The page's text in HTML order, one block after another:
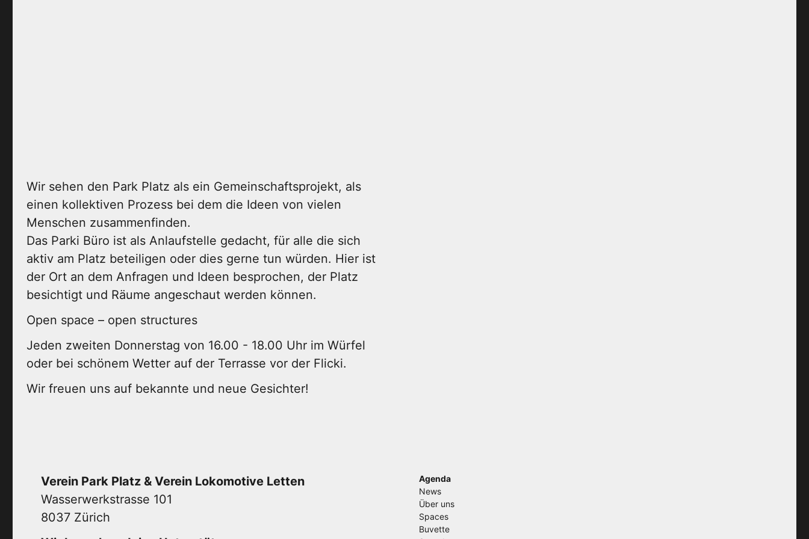
Wir sehen den Park Platz als ein Gemeinschaftsprojekt, als
einen kollektiven Prozess bei dem die Ideen von vielen
Menschen zusammenfinden.
Das Parki Büro ist als Anlaufstelle gedacht, für alle die sich
aktiv am Platz beteiligen oder dies gerne tun würden. Hier ist
der Ort an dem Anfragen und Ideen besprochen, der Platz
besichtigt und Räume angeschaut werden können.
Open space – open structures
Jeden zweiten Donnerstag von 16.00 - 18.00 Uhr im Würfel
oder bei schönem Wetter auf der Terrasse vor der Flicki.
Wir freuen uns auf bekannte und neue Gesichter!
Verein Park Platz & Verein Lokomotive Letten
Wasserwerkstrasse 101
8037 Zürich
Agenda
News
Über uns
Spaces
Buvette